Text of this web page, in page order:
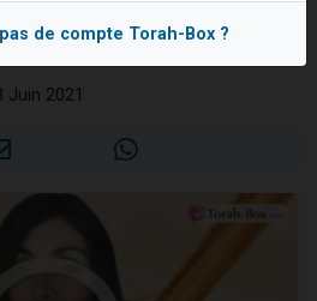
de donner son Maasser
de donner son Maasser
Juin 2021
de compte Torah-Box ?